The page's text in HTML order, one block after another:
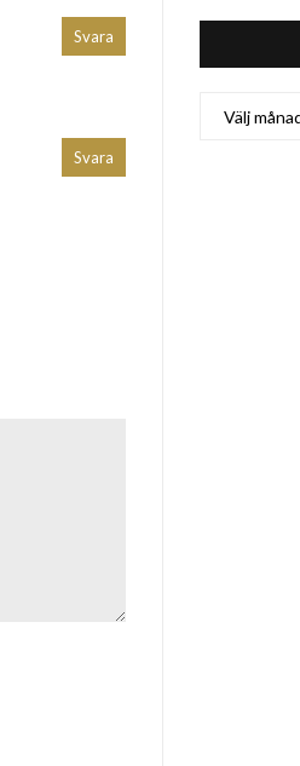
Svara
Svara